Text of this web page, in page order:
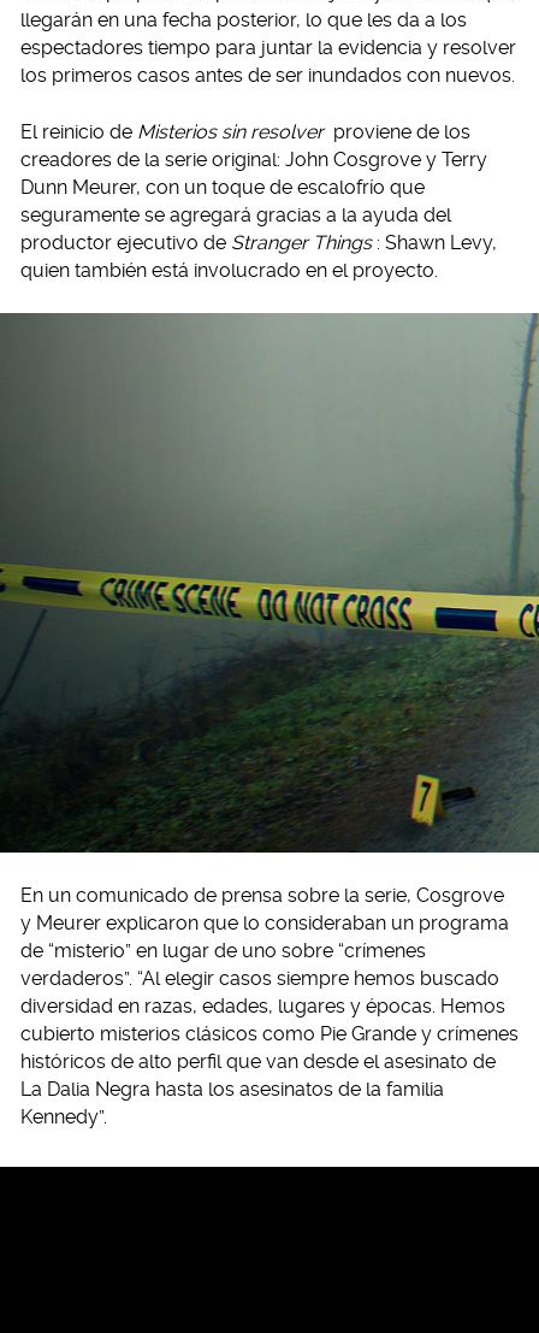
llegarán en una fecha posterior, lo que les da a los
espectadores tiempo para juntar la evidencia y resolver
los primeros casos antes de ser inundados con nuevos.
El reinicio de Misterios sin resolver proviene de los
creadores de la serie original: John Cosgrove y Terry
Dunn Meurer, con un toque de escalofrío que
seguramente se agregará gracias a la ayuda del
productor ejecutivo de Stranger Things : Shawn Levy,
quien también está involucrado en el proyecto.
En un comunicado de prensa sobre la serie, Cosgrove
y Meurer explicaron que lo consideraban un programa
de “misterio” en lugar de uno sobre “crímenes
verdaderos”. “Al elegir casos siempre hemos buscado
diversidad en razas, edades, lugares y épocas. Hemos
cubierto misterios clásicos como Pie Grande y crímenes
históricos de alto perfil que van desde el asesinato de
La Dalia Negra hasta los asesinatos de la familia
Kennedy”.